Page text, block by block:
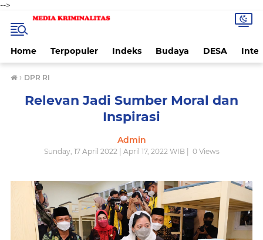
-->
Home Terpopuler Indeks Budaya DESA
› DPR RI
Relevan Jadi Sumber Moral dan
Inspirasi
Admin
Sunday, 17 April 2022 | April 17, 2022 WIB | 0Views